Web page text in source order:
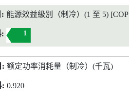
能源效益級別（制冷）(1 至 5) [COP
1
额定功率消耗量（制冷）(千瓦)
0.920